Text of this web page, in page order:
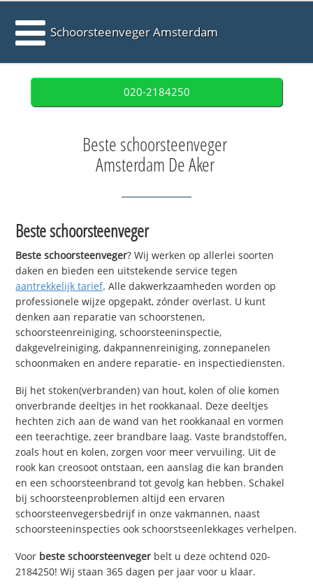
Schoorsteenveger Amsterdam
020-2184250
Beste schoorsteenveger
Amsterdam De Aker
Beste schoorsteenveger
Beste schoorsteenveger? Wij werken op allerlei soorten
daken en bieden een uitstekende service tegen
aantrekkelijk tarief. Alle dakwerkzaamheden worden op
professionele wijze opgepakt, zónder overlast. U kunt
denken aan reparatie van schoorstenen,
schoorsteenreiniging, schoorsteeninspectie,
dakgevelreiniging, dakpannenreiniging, zonnepanelen
schoonmaken en andere reparatie- en inspectiediensten.
Bij het stoken(verbranden) van hout, kolen of olie komen
onverbrande deeltjes in het rookkanaal. Deze deeltjes
hechten zich aan de wand van het rookkanaal en vormen
een teerachtige, zeer brandbare laag. Vaste brandstoffen,
zoals hout en kolen, zorgen voor meer vervuiling. Uit de
rook kan creosoot ontstaan, een aanslag die kan branden
en een schoorsteenbrand tot gevolg kan hebben. Schakel
bij schoorsteenproblemen altijd een ervaren
schoorsteenvegersbedrijf in onze vakmannen, naast
schoorsteeninspecties ook schoorstseenlekkages verhelpen.
Voor beste schoorsteenveger belt u deze ochtend 020-
2184250! Wij staan 365 dagen per jaar voor u klaar.